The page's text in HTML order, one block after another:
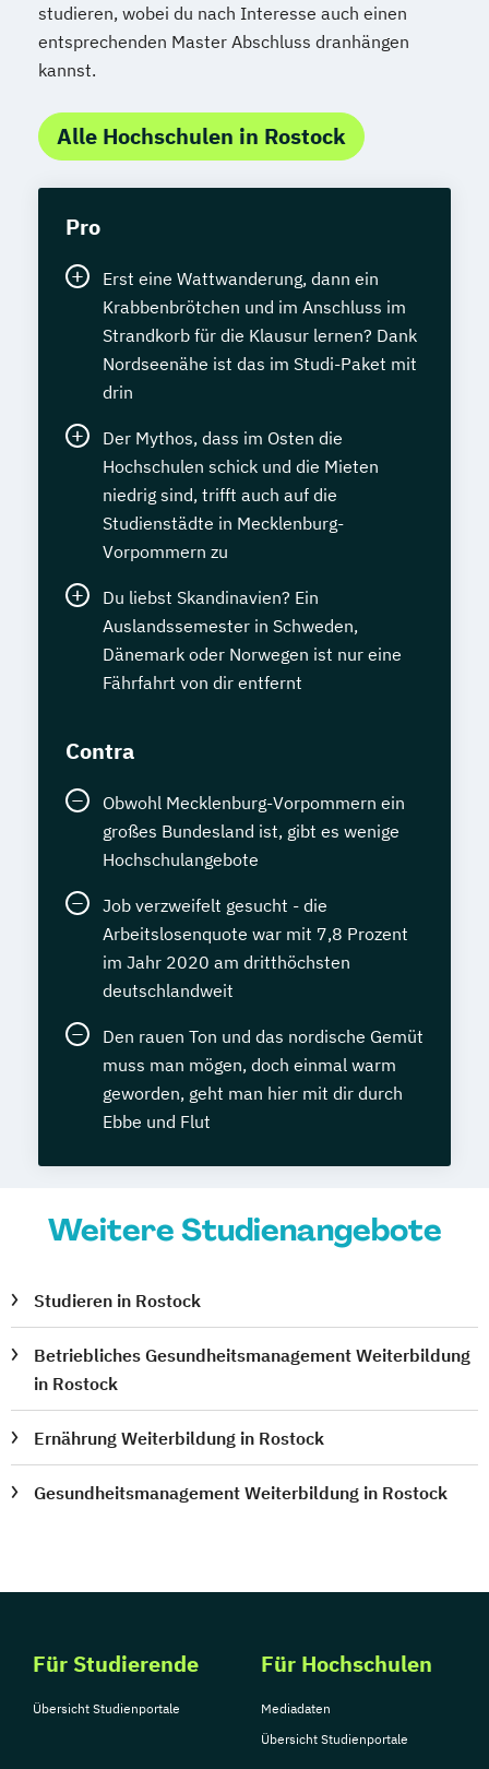
studieren, wobei du nach Interesse auch einen
entsprechenden Master Abschluss dranhängen
kannst.
Alle Hochschulen in Rostock
Pro
Erst eine Wattwanderung, dann ein
Krabbenbrötchen und im Anschluss im
Strandkorb für die Klausur lernen? Dank
Nordseenähe ist das im Studi-Paket mit
drin
Der Mythos, dass im Osten die
Hochschulen schick und die Mieten
niedrig sind, trifft auch auf die
Studienstädte in Mecklenburg-
Vorpommern zu
Du liebst Skandinavien? Ein
Auslandssemester in Schweden,
Dänemark oder Norwegen ist nur eine
Fährfahrt von dir entfernt
Contra
Obwohl Mecklenburg-Vorpommern ein
großes Bundesland ist, gibt es wenige
Hochschulangebote
Job verzweifelt gesucht - die
Arbeitslosenquote war mit 7,8 Prozent
im Jahr 2020 am dritthöchsten
deutschlandweit
Den rauen Ton und das nordische Gemüt
muss man mögen, doch einmal warm
geworden, geht man hier mit dir durch
Ebbe und Flut
Weitere Studienangebote
Studieren in Rostock
Betriebliches Gesundheitsmanagement Weiterbildung
in Rostock
Ernährung Weiterbildung in Rostock
Gesundheitsmanagement Weiterbildung in Rostock
Für Studierende
Übersicht Studienportale
Für Hochschulen
Mediadaten
Übersicht Studienportale